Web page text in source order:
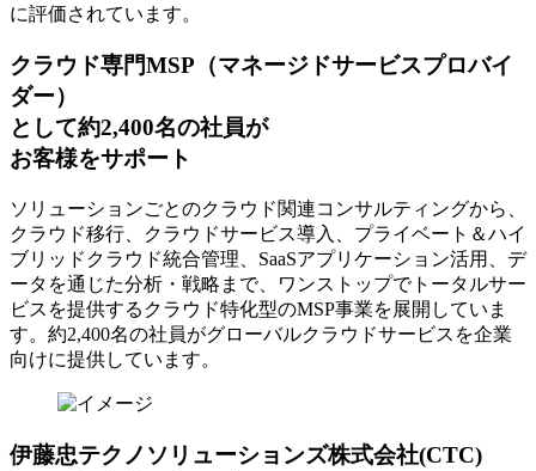
に評価されています。
クラウド専門MSP （マネージドサービスプロバイ
ダー）
として約2,400名の社員が
お客様をサポート
ソリューションごとのクラウド関連コンサルティングから、
クラウド移行、クラウドサービス導入、プライベート＆ハイ
ブリッドクラウド統合管理、SaaSアプリケーション活用、デ
ータを通じた分析・戦略まで、ワンストップでトータルサー
ビスを提供するクラウド特化型のMSP事業を展開していま
す。約2,400名の社員がグローバルクラウドサービスを企業
向けに提供しています。
伊藤忠テクノソリューションズ株式会社(CTC)